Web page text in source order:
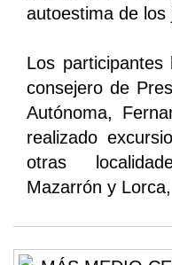
autoestima de los
Los participantes
consejero de
Autónoma,
realizado
otras
Mazarrón y